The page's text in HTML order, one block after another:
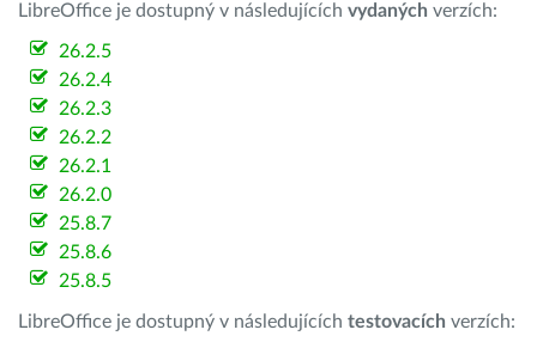
LibreOffice je dostupný v následujících vydaných verzích:
26.2.5
26.2.4
26.2.3
26.2.2
26.2.1
26.2.0
25.8.7
25.8.6
25.8.5
LibreOffice je dostupný v následujících testovacích verzích: